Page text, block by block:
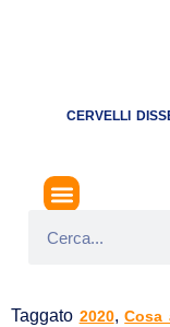
CERVELLI
Taggato 2020,Cosa